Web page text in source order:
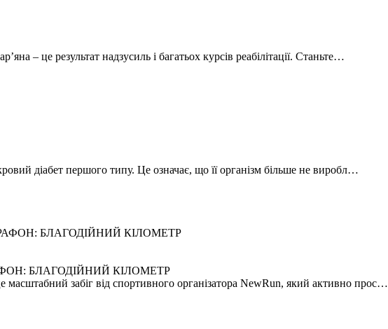
– це результат надзусиль і багатьох курсів реабілітації. Станьте…
діабет першого типу. Це означає, що її організм більше не виробл…
БЛАГОДІЙНИЙ КІЛОМЕТР
забіг від спортивного організатора NewRun, який активно прос…